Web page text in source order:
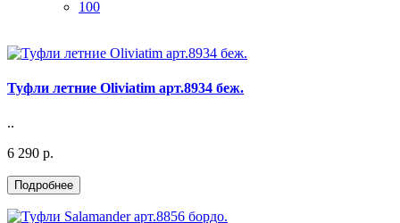
100
Туфли летние Oliviatim арт.8934 беж.
..
6 290 р.